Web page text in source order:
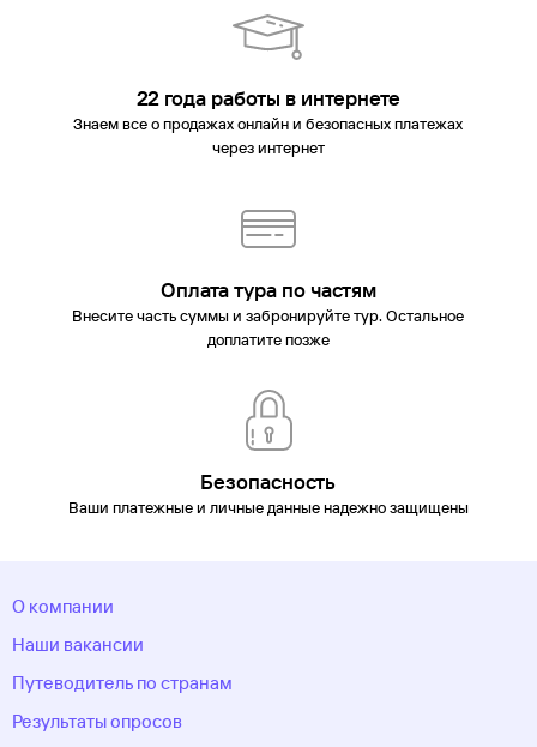
22 года работы в интернете
Знаем все о продажах онлайн и безопасных платежах
через интернет
Оплата тура по частям
Внесите часть суммы и забронируйте тур. Остальное
доплатите позже
Безопасность
Ваши платежные и личные данные надежно защищены
О компании
Наши вакансии
Путеводитель по странам
Результаты опросов